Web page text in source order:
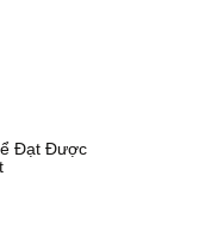
Đạt Được